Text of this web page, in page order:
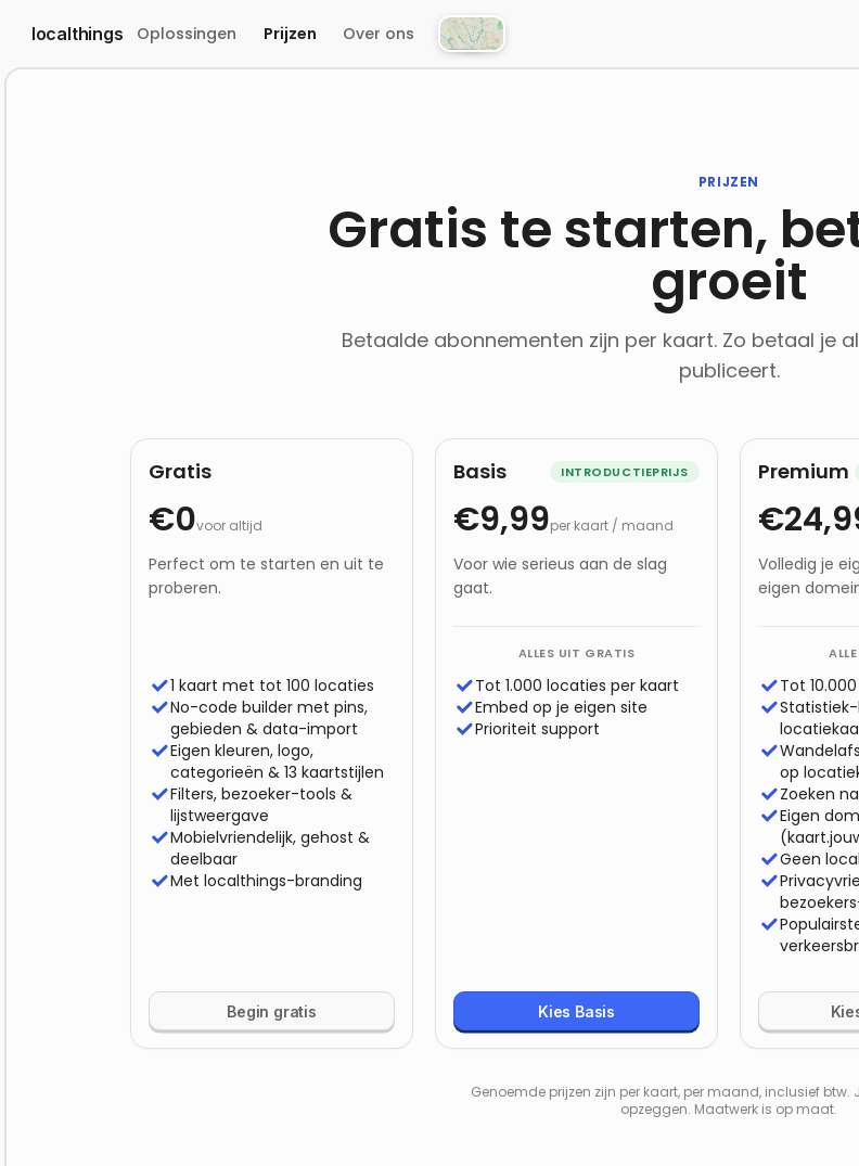
localthings Oplossingen Prijzen Over ons
Atlas
PRIJZEN
Gratis te starten,
groeit
Betaalde abonnementen zijn per kaart. Zo betaal je
publiceert.
Gratis
€0voor altijd
Perfect om te starten en uit te
proberen.
1 kaart met tot 100 locaties
No-code builder met pins,
gebieden & data-import
Eigen kleuren, logo,
categorieën & 13 kaartstijlen
Filters, bezoeker-tools &
lijstweergave
Mobielvriendelijk, gehost &
deelbaar
Met localthings-branding
Begin gratis
Basis INTRODUCTIEPRIJS
€9,99per kaart / maand
Voor wie serieus aan de slag
gaat.
ALLES UIT GRATIS
Tot 1.000 locaties per kaart
Embed op je eigen site
Prioriteit support
Kies Basis
Premium
Volledig je
eigen
Tot
op
Zoeken
Eigen
Geen
Genoemde prijzen zijn per kaart, per maand, inclusief btw.
opzeggen. Maatwerk is op maat.